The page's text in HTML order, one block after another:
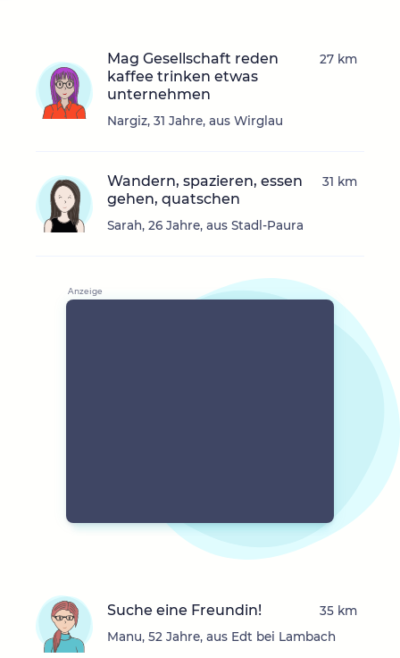
Mag Gesellschaft reden
kaffee trinken etwas
unternehmen
Nargiz, 31 Jahre, aus Wirglau
27 km
Wandern, spazieren, essen
gehen, quatschen
Sarah, 26 Jahre, aus Stadl-Paura
31 km
Suche eine Freundin!
Manu, 52 Jahre, aus Edt bei Lambach
35 km